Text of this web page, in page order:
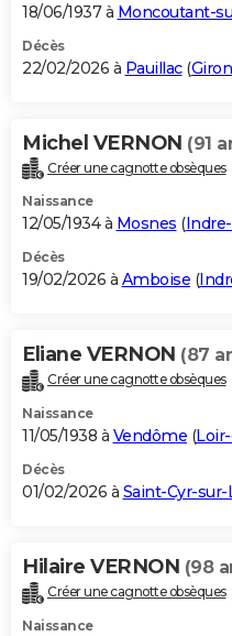
18/06/1937 à Moncoutant-
Décès
22/02/2026 à Pauillac(
Michel VERNON (91
Créer une cagnotte obsèques
Naissance
12/05/1934 à Mosnes (
Décès
19/02/2026 à Amboise (
Eliane VERNON (87
Créer une cagnotte obsèques
Naissance
11/05/1938 à Vendôme (
Décès
01/02/2026 à Saint-Cyr-sur-
Hilaire VERNON (98
Créer une cagnotte obsèques
Naissance